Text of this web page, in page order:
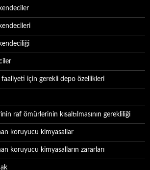
faaliyeti için gerekli depo özellikleri
raf ömürlerinin kısaltılmasının gerekliliği
koruyucu kimyasallar
koruyucu kimyasalların zararları